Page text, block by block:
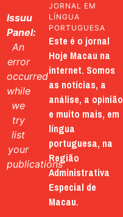
Issuu
Panel:
An
error
occurred
while
we
try
list
your
publications
JORNAL EM
LÍNGUA
PORTUGUESA
Este é o jornal
Hoje Macau na
internet. Somos
as notícias, a
análise, a opinião
e muito mais, em
língua
portuguesa, na
Região
Administrativa
Especial de
Macau.